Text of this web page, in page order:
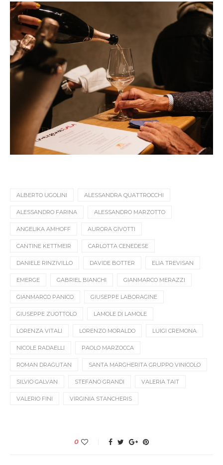
ALBERTO UGOLINI ALESSANDRA QUATTROCCHI
ALESSANDRO FARINA ALESSANDRO MARZOTTO
ANGELIKA AMHOFF AURORA GIVOTTI
CANTINE KETTMEIR CARLOTTA CENEDESE
DANIELE RINZIVILLO DAVIDE BOTTER ELIA TREVISAN
EMERGE GABRIEL BIANCHI GIANMARCO MERAZZI
GIANMARCO PANICO GIUSEPPE LABORAGINE
GIUSEPPE ZUOTTOLO LAMOLE DI LAMOLE
LORENZA VITALI LORENZO MORALDO LUIGI CREMONA
NICOLE RADAELLI PAOLO MARZOCCA
ROMAN DRAGUTAN SANTA MARGHERITA GRUPPO VINICOLO
SILVIO GALVAN STEFANO GRANDI VALERIA TAIT
VALERIO FINI VIRGINIA STANCHERIS
0